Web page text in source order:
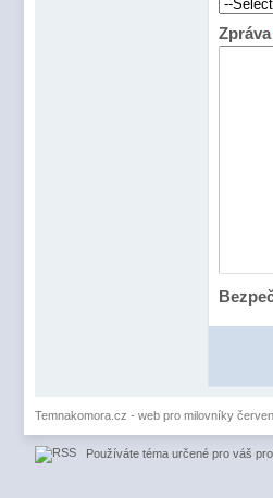
Zpráva
Temnakomora.cz - web pro milovníky
Používáte téma určené pro váš